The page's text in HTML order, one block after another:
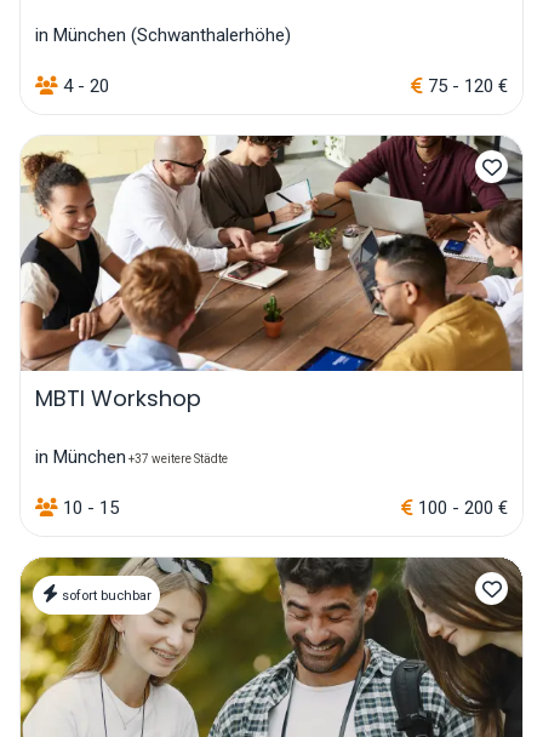
in München (Schwanthalerhöhe)
4 - 20 75 - 120 €
MBTI Workshop
in München +37 weitere Städte
10 - 15 100 - 200 €
sofort buchbar